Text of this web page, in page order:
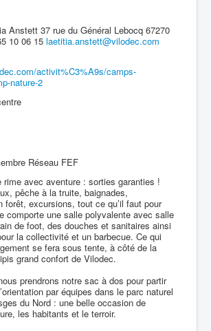
Anstett 37 rue du Général Lebocq 67270
10 06 15 laetitia.anstett@vilodec.com
activit%C3%A9s/camps-
nature-2
Réseau FEF
rime avec aventure : sorties garanties !
pêche à la truite, baignades,
forêt, excursions, tout ce qu’il faut pour
comporte une salle polyvalente avec salle
de foot, des douches et sanitaires ainsi
la collectivité et un barbecue. Ce qui
se fera sous tente, à côté de la
grand confort de Vilodec.
prendrons notre sac à dos pour partir
par équipes dans le parc naturel
du Nord : une belle occasion de
les habitants et le terroir.